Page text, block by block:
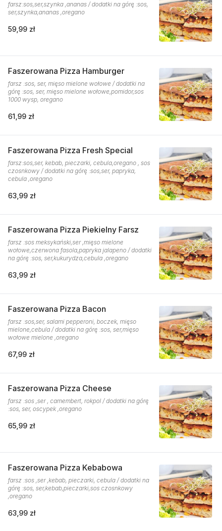
farsz:sos,ser,szynka ,ananas / dodatki na górę :sos,
ser,szynka,ananas ,oregano
59,99 zł
Faszerowana Pizza Hamburger
farsz :sos, ser, mięso mielone wołowe / dodatki na
górę :sos, ser, mięso mielone wołowe,pomidor,sos
1000 wysp, oregano
61,99 zł
Faszerowana Pizza Fresh Special
farsz:sos,ser, kebab, pieczarki, cebula,oregano , sos
czosnkowy / dodatki na górę :sos,ser, papryka,
cebula ,oregano
63,99 zł
Faszerowana Pizza Piekielny Farsz
farsz :sos meksykański,ser ,mięso mielone
wołowe,czerwona fasola,papryka jalapeno / dodatki
na górę :sos, ser,kukurydza,cebula ,oregano
63,99 zł
Faszerowana Pizza Bacon
farsz :sos,ser, salami pepperoni, boczek, mięso
mielone,cebula / dodatki na górę :sos, ser,mięso
wołowe mielone ,oregano
67,99 zł
Faszerowana Pizza Cheese
farsz :sos ,ser , camembert, rokpol / dodatki na górę
:sos, ser, oscypek ,oregano
65,99 zł
Faszerowana Pizza Kebabowa
farsz :sos ,ser ,kebab, pieczarki, cebula / dodatki na
górę :sos, ser,kebab,pieczarki,sos czosnkowy
,oregano
63,99 zł